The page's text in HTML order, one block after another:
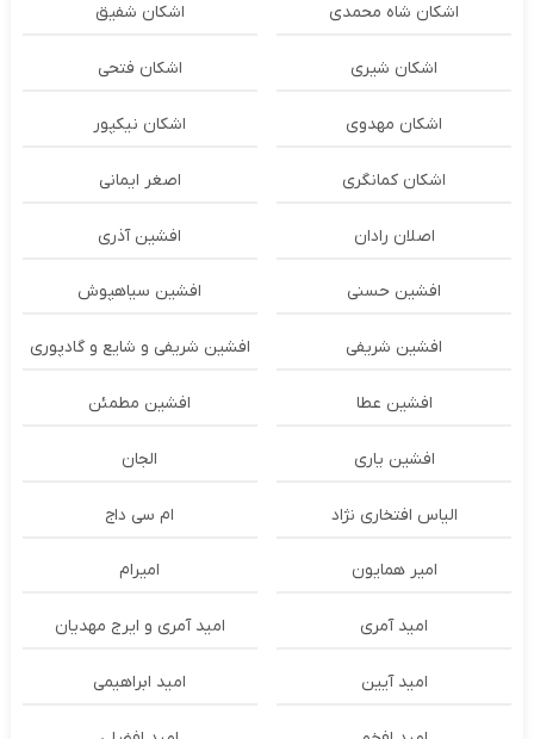
اشکان شاه محمدی اشکان شفیق
اشکان شیری اشکان فتحی
اشکان مهدوی اشکان نیکپور
اشکان‌ کمانگری اصغر ایمانی
اصلان رادان افشین آذری
افشین حسنی افشین سیاهپوش
افشین شریفی افشین شریفی و شایع و گادپوری
افشین عطا افشین مطمئن
افشین یاری الجان
الیاس افتخاری نژاد ام سی داج
امير همايون اميرام
امید آمری امید آمری و ایرج مهدیان
امید آیین امید ابراهیمی